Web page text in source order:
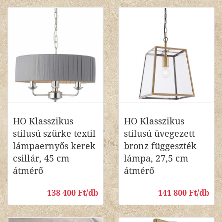
HO Klasszikus
stilusú szürke textil
lámpaernyős kerek
csillár, 45 cm
átmérő
138 400 Ft/db
HO Klasszikus
stilusú üvegezett
bronz függeszték
lámpa, 27,5 cm
átmérő
141 800 Ft/db